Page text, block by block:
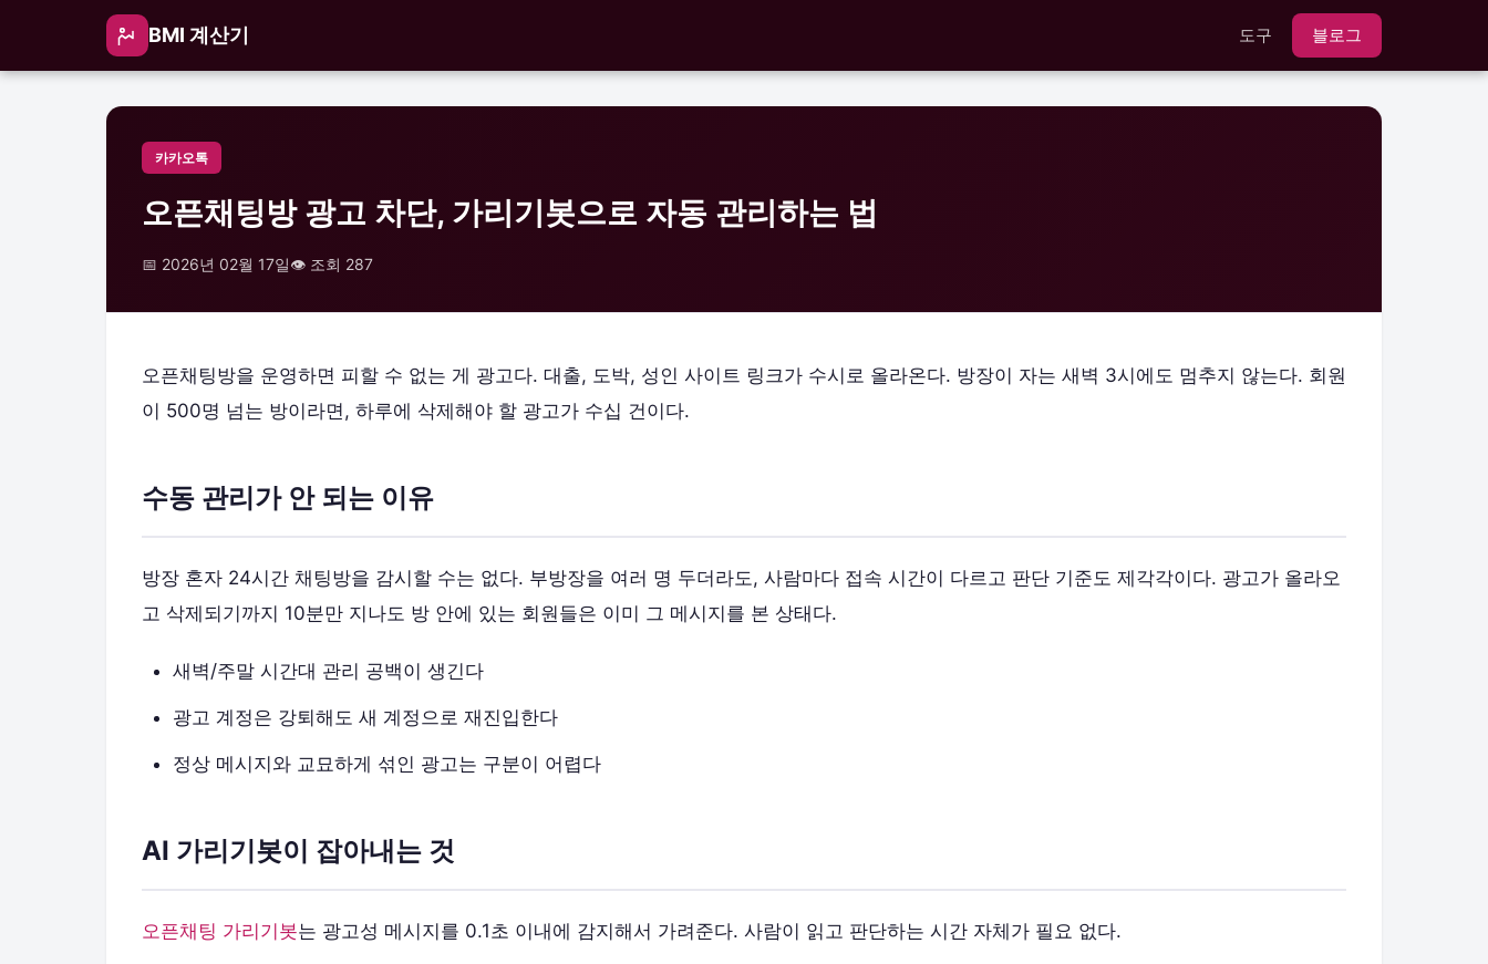
BMI 계산기 도구 블로그
카카오톡
오픈채팅방 광고 차단, 가리기봇으로 자동 관리하는 법
📅 2026년 02월 17일👁️ 조회 287
오픈채팅방을 운영하면 피할 수 없는 게 광고다. 대출, 도박, 성인 사이트 링크가 수시로 올라온다. 방장이 자는 새벽 3시에도 멈추지 않는다. 회원
이 500명 넘는 방이라면, 하루에 삭제해야 할 광고가 수십 건이다.
수동 관리가 안 되는 이유
방장 혼자 24시간 채팅방을 감시할 수는 없다. 부방장을 여러 명 두더라도, 사람마다 접속 시간이 다르고 판단 기준도 제각각이다. 광고가 올라오
고 삭제되기까지 10분만 지나도 방 안에 있는 회원들은 이미 그 메시지를 본 상태다.
새벽/주말 시간대 관리 공백이 생긴다
광고 계정은 강퇴해도 새 계정으로 재진입한다
정상 메시지와 교묘하게 섞인 광고는 구분이 어렵다
AI 가리기봇이 잡아내는 것
오픈채팅 가리기봇는 광고성 메시지를 0.1초 이내에 감지해서 가려준다. 사람이 읽고 판단하는 시간 자체가 필요 없다.